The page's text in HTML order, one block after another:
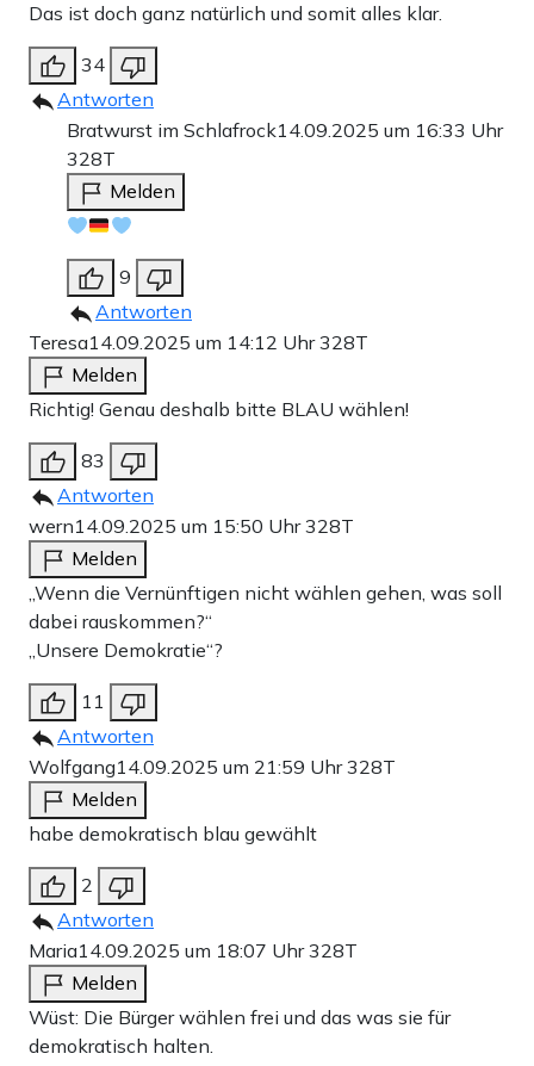
Das ist doch ganz natürlich und somit alles klar.
34
Antworten
Bratwurst im Schlafrock14.09.2025 um 16:33 Uhr
328T
Melden
9
Antworten
Teresa14.09.2025 um 14:12 Uhr328T
Melden
Richtig! Genau deshalb bitte BLAU wählen!
83
Antworten
wern14.09.2025 um 15:50 Uhr328T
Melden
„Wenn die Vernünftigen nicht wählen gehen, was soll
dabei rauskommen?“
„Unsere Demokratie“?
11
Antworten
Wolfgang14.09.2025 um 21:59 Uhr328T
Melden
habe demokratisch blau gewählt
2
Antworten
Maria14.09.2025 um 18:07 Uhr328T
Melden
Wüst: Die Bürger wählen frei und das was sie für
demokratisch halten.